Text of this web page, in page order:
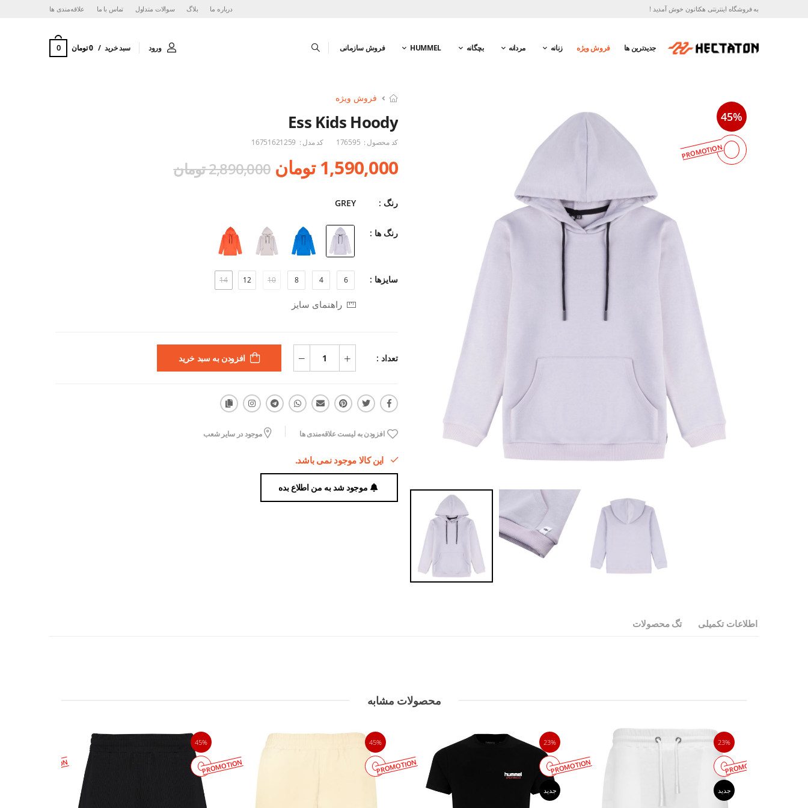
به فروشگاه اینترنتی هکتاتون خوش آمدید ! درباره ما بلاگ سوالات متداول تماس با ما ‌علاقه‌مندی ها
جدیدترین ها فروش ویژه زنانه مردانه بچگانه HUMMEL فروش سازمانی ورود سبد خرید 0 تومان 0
45%
PROMOTION
فروش ویژه
Ess Kids Hoody
کد محصول : 176595 کد مدل : 16751621259
1,590,000 تومان 2,890,000 تومان
رنگ : GREY
رنگ ها :
سایزها : 6
4
8
10
12
14
راهنمای سایز
تعداد : افزودن به سبد خرید
افزودن به لیست علاقه‌مندی ها موجود در سایر شعب
این کالا موجود نمی باشد.
موجود شد به من اطلاع بده
اطلاعات تکمیلی تگ محصولات
محصولات مشابه
23%
PROMOTION
جدید
23%
PROMOTION
جدید
45%
PROMOTION
45%
PROMOTION
PROMOTION